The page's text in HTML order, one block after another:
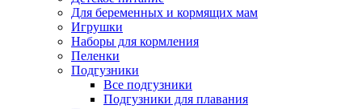
Для беременных и кормящих мам
Игрушки
Наборы для кормления
Пеленки
Подгузники
Все подгузники
Подгузники для плавания